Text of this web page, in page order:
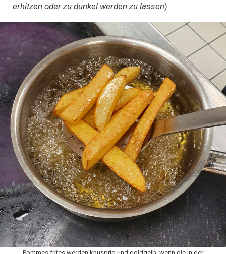
erhitzen oder zu dunkel werden zu lassen).